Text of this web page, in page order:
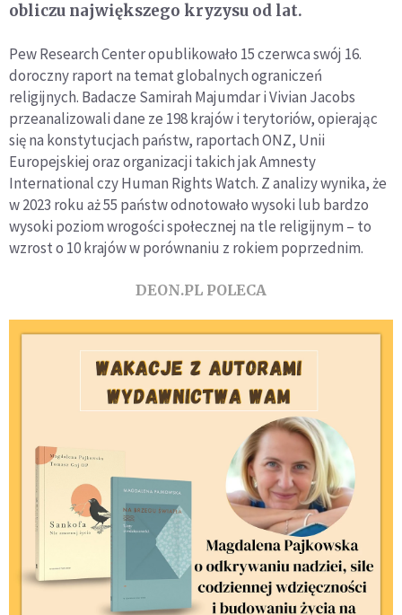
obliczu największego kryzysu od lat.
Pew Research Center opublikowało 15 czerwca swój 16.
doroczny raport na temat globalnych ograniczeń
religijnych. Badacze Samirah Majumdar i Vivian Jacobs
przeanalizowali dane ze 198 krajów i terytoriów, opierając
się na konstytucjach państw, raportach ONZ, Unii
Europejskiej oraz organizacji takich jak Amnesty
International czy Human Rights Watch. Z analizy wynika, że
w 2023 roku aż 55 państw odnotowało wysoki lub bardzo
wysoki poziom wrogości społecznej na tle religijnym – to
wzrost o 10 krajów w porównaniu z rokiem poprzednim.
DEON.PL POLECA